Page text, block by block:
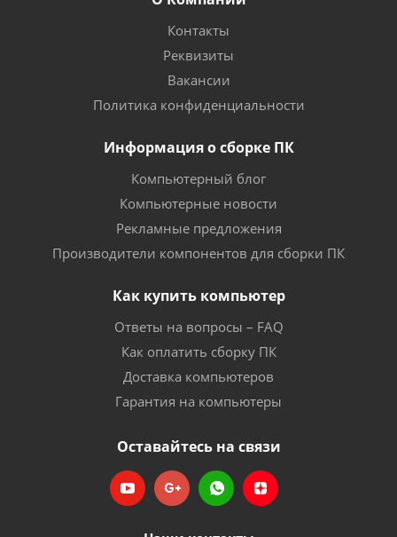
Контакты
Реквизиты
Вакансии
Политика конфиденциальности
Информация о сборке ПК
Компьютерный блог
Компьютерные новости
Рекламные предложения
Производители компонентов для сборки ПК
Как купить компьютер
Ответы на вопросы – FAQ
Как оплатить сборку ПК
Доставка компьютеров
Гарантия на компьютеры
Оставайтесь на связи